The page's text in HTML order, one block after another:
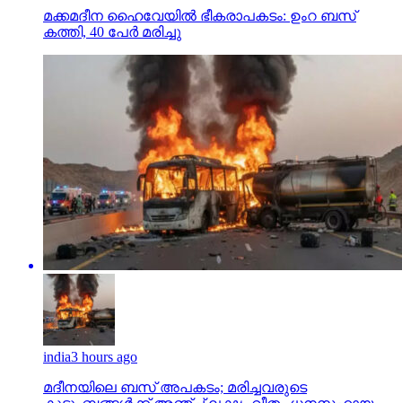
india3 hours ago
മദീനയിലെ ബസ് അപകടം; മരിച്ചവരുടെ
നല്‍കുമെന്ന് തെലങ്കാന സര്‍ക്കാര്‍